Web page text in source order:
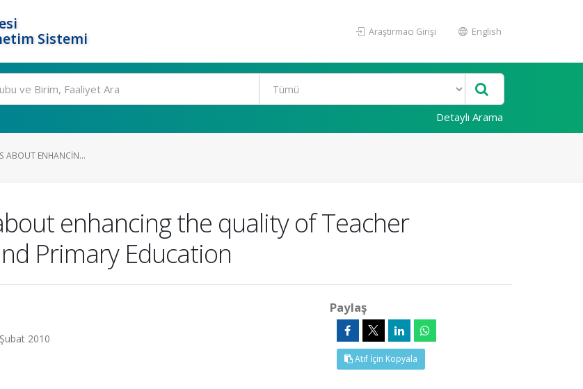
Sistemi
Araştırmacı Girişi English
Detaylı Arama
ABOUT ENHANCIN...
enhancing the quality of Teacher
Primary Education
2010
Paylaş
Atıf İçin Kopyala